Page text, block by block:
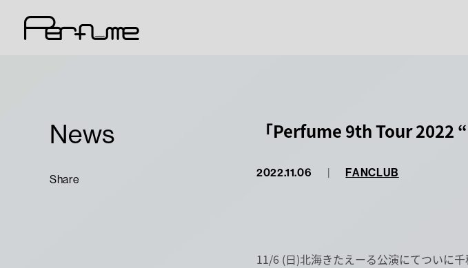
News
Share
「Perfume 9th Tour 2022
2022.11.06 | FANCLUB
11/6 (日)北海きたえーる公演にてついに